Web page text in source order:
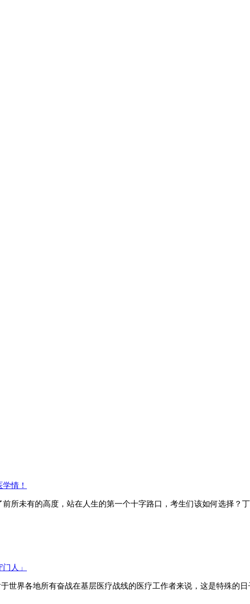
情！
所未有的高度，站在人生的第一个十字路口，考生们该如何选择？
人」
世界各地所有奋战在基层医疗战线的医疗工作者来说，这是特殊的